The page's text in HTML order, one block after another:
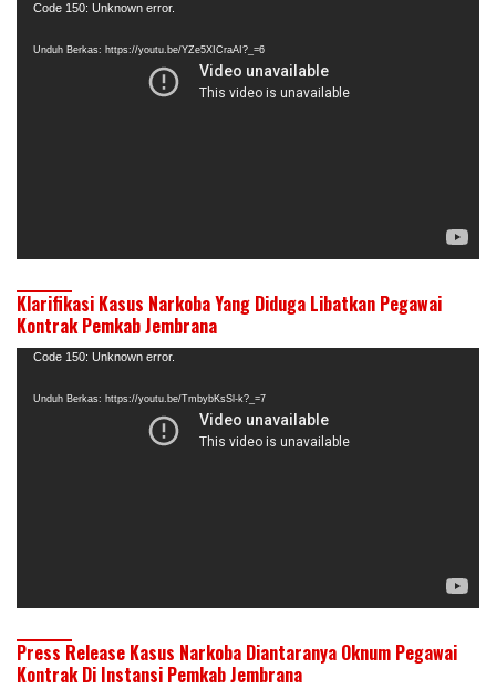
Pemutar
Code 150: Unknown error.
Unduh Berkas: https://youtu.be/YZe5XICraAI?_=6
Klarifikasi Kasus Narkoba Yang Diduga Libatkan Pegawai
Kontrak Pemkab Jembrana
Pemutar
Code 150: Unknown error.
Unduh Berkas: https://youtu.be/TmbybKsSl-k?_=7
Press Release Kasus Narkoba Diantaranya Oknum Pegawai
Kontrak Di Instansi Pemkab Jembrana